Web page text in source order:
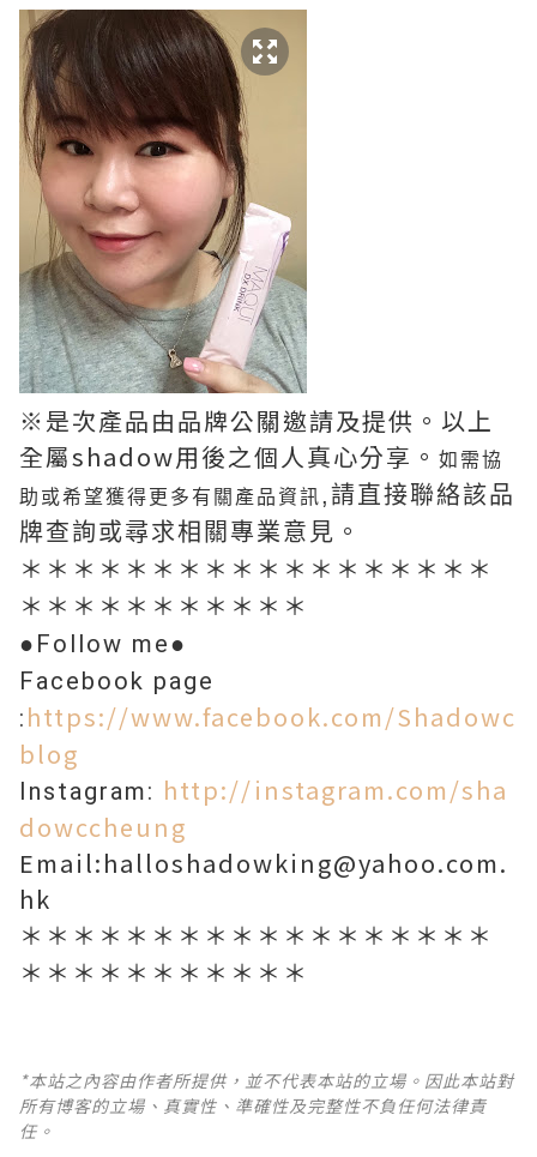
※是次產品由品牌公關邀請及提供。以上
全屬shadow用後之個人真心分享。 如需協
助或希望獲得更多有關產品資訊,請直接聯絡該品
牌查詢或尋求相關專業意見。
＊＊＊＊＊＊＊＊＊＊＊＊＊＊＊＊＊＊
＊＊＊＊＊＊＊＊＊＊＊
●Follow me●
Facebook page
: https://www.facebook.com/Shadowc
blog
Instagram: http://instagram.com/sha
dowccheung
Email:halloshadowking@yahoo.com.
hk
＊＊＊＊＊＊＊＊＊＊＊＊＊＊＊＊＊＊
＊＊＊＊＊＊＊＊＊＊＊
*本站之內容由作者所提供，並不代表本站的立場。因此本站對
所有博客的立場、真實性、準確性及完整性不負任何法律責
任。